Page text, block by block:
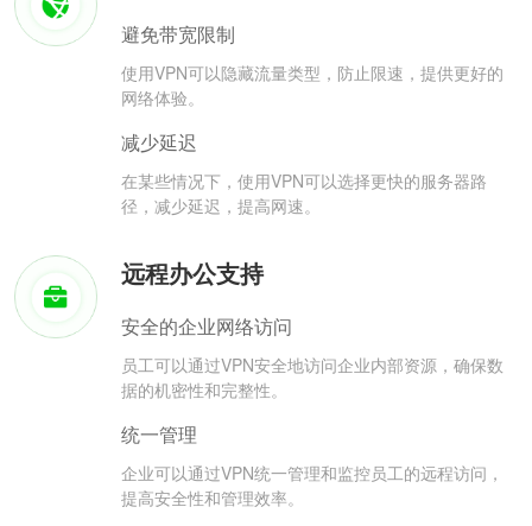
避免带宽限制
使用VPN可以隐藏流量类型，防止限速，提供更好的
网络体验。
减少延迟
在某些情况下，使用VPN可以选择更快的服务器路
径，减少延迟，提高网速。
远程办公支持
安全的企业网络访问
员工可以通过VPN安全地访问企业内部资源，确保数
据的机密性和完整性。
统一管理
企业可以通过VPN统一管理和监控员工的远程访问，
提高安全性和管理效率。